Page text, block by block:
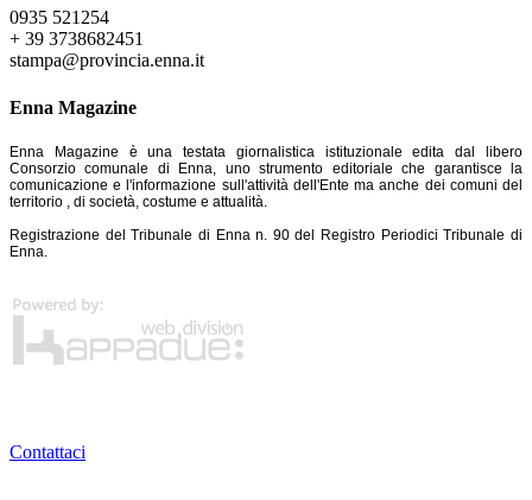
0935 521254
+ 39 3738682451
stampa@provincia.enna.it
Enna Magazine
Enna Magazine è una testata giornalistica istituzionale edita dal libero
Consorzio comunale di Enna, uno strumento editoriale che garantisce la
comunicazione e l'informazione sull'attività dell'Ente ma anche dei comuni del
territorio , di società, costume e attualità.
Registrazione del Tribunale di Enna n. 90 del Registro Periodici Tribunale di
Enna.
Contattaci